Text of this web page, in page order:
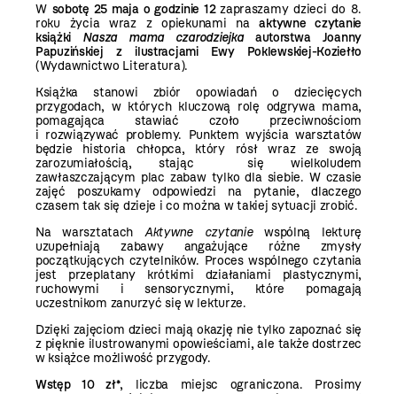
W sobotę 25 maja o godzinie 12zapraszamy dzieci do 8.
roku życia wraz z opiekunami naaktywne czytanie
książki Nasza mama czarodziejkaautorstwa Joanny
Papuzińskiej z ilustracjami Ewy Poklewskiej-Koziełło
(Wydawnictwo Literatura).
Książka stanowi zbiór opowiadań o dziecięcych
przygodach, w których kluczową rolę odgrywa mama,
pomagająca stawiać czoło przeciwnościom
i rozwiązywać problemy. Punktem wyjścia warsztatów
będzie historia chłopca, który rósł wraz ze swoją
zarozumiałością, stając się wielkoludem
zawłaszczającym plac zabaw tylko dla siebie. W czasie
zajęć poszukamy odpowiedzi na pytanie, dlaczego
czasem tak się dzieje i co można w takiej sytuacji zrobić.
Na warsztatach Aktywne czytaniewspólną lekturę
uzupełniają zabawy angażujące różne zmysły
początkujących czytelników. Proces wspólnego czytania
jest przeplatany krótkimi działaniami plastycznymi,
ruchowymi i sensorycznymi, które pomagają
uczestnikom zanurzyć się w lekturze.
Dzięki zajęciom dzieci mają okazję nie tylko zapoznać się
z pięknie ilustrowanymi opowieściami, ale także dostrzec
w książce możliwość przygody.
Wstęp 10 zł*, liczba miejsc ograniczona. Prosimy